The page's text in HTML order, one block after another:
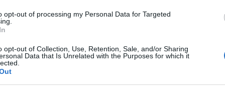
opt-out of processing my Personal Data for Targeted
opt-out of Collection, Use, Retention, Sale, and/or Sharing
Data that Is Unrelated with the Purposes for which it
πώς η